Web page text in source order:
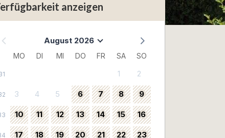
anzeigen
August 2026
MO DI MI DO FR SA SO
1 2
3 4 5 6 7 8 9
10 11 12 13 14 15 16
17 18 19 20 21 22 23